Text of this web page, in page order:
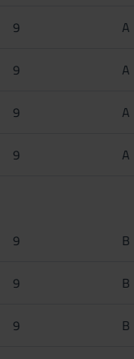
9 A
9 A
9 A
9 A
9 B
9 B
9 B